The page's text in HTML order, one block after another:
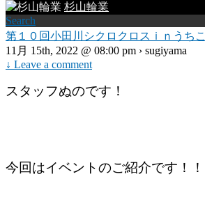
杉山輪業
Search
第１０回小田川シクロクロスｉｎうちこ
11月 15th, 2022 @ 08:00 pm › sugiyama
↓ Leave a comment
スタッフぬのです！
今回はイベントのご紹介です！！